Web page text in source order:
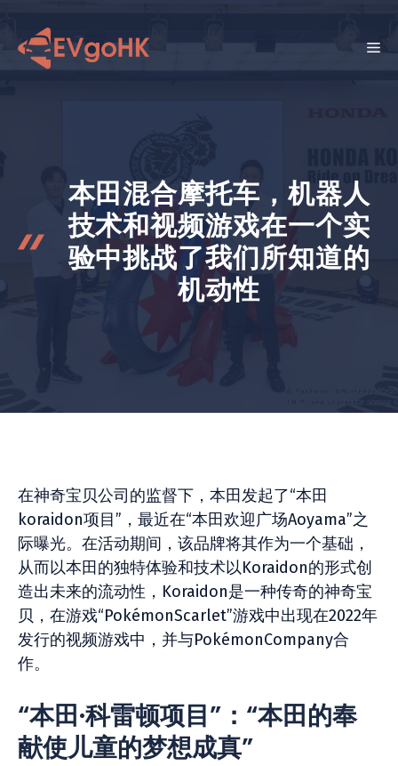
菜
本田混合摩托车，机器人
技术和视频游戏在一个实
验中挑战了我们所知道的
机动性
在神奇宝贝公司的监督下，本田发起了“本田
koraidon项目”，最近在“本田欢迎广场Aoyama”之
际曝光。在活动期间，该品牌将其作为一个基础，
从而以本田的独特体验和技术以Koraidon的形式创
造出未来的流动性，Koraidon是一种传奇的神奇宝
贝，在游戏“PokémonScarlet”游戏中出现在2022年
发行的视频游戏中，并与PokémonCompany合
作。
“本田·科雷顿项目”：“本田的奉
献使儿童的梦想成真”